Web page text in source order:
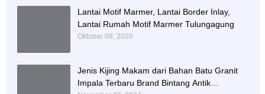
Lantai Motif Marmer, Lantai Border Inlay,
Lantai Rumah Motif Marmer Tulungagung
Oktober 08, 2020
Jenis Kijing Makam dari Bahan Batu Granit
Impala Terbaru Brand Bintang Antik